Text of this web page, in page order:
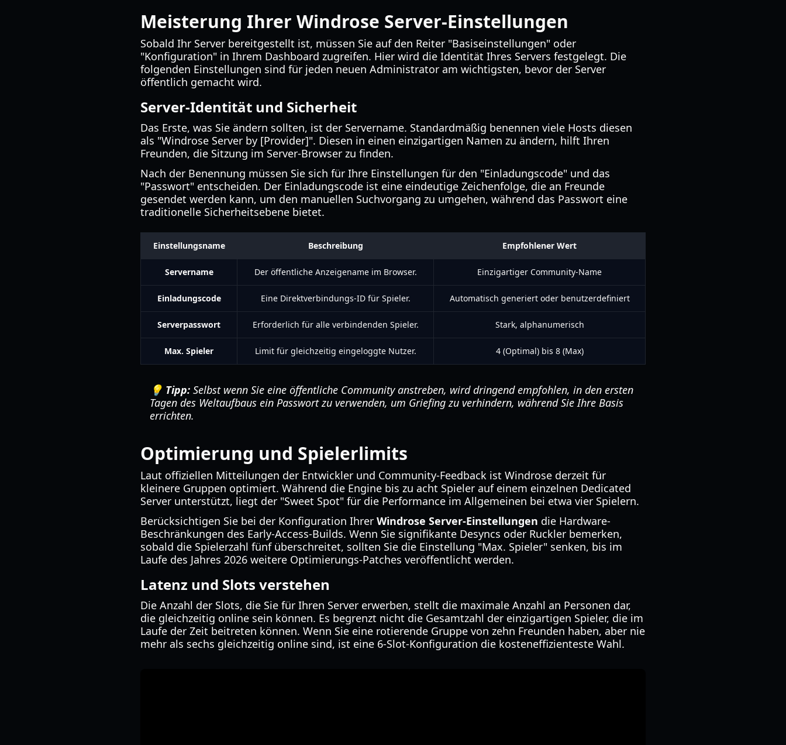
Meisterung Ihrer Windrose Server-Einstellungen
Sobald Ihr Server bereitgestellt ist, müssen Sie auf den Reiter "Basiseinstellungen" oder
"Konfiguration" in Ihrem Dashboard zugreifen. Hier wird die Identität Ihres Servers festgelegt. Die
folgenden Einstellungen sind für jeden neuen Administrator am wichtigsten, bevor der Server
öffentlich gemacht wird.
Server-Identität und Sicherheit
Das Erste, was Sie ändern sollten, ist der Servername. Standardmäßig benennen viele Hosts diesen
als "Windrose Server by [Provider]". Diesen in einen einzigartigen Namen zu ändern, hilft Ihren
Freunden, die Sitzung im Server-Browser zu finden.
Nach der Benennung müssen Sie sich für Ihre Einstellungen für den "Einladungscode" und das
"Passwort" entscheiden. Der Einladungscode ist eine eindeutige Zeichenfolge, die an Freunde
gesendet werden kann, um den manuellen Suchvorgang zu umgehen, während das Passwort eine
traditionelle Sicherheitsebene bietet.
Einstellungsname Beschreibung Empfohlener Wert
Servername Der öffentliche Anzeigename im Browser. Einzigartiger Community-Name
Einladungscode Eine Direktverbindungs-ID für Spieler. Automatisch generiert oder benutzerdefiniert
Serverpasswort Erforderlich für alle verbindenden Spieler. Stark, alphanumerisch
Max. Spieler Limit für gleichzeitig eingeloggte Nutzer. 4 (Optimal) bis 8 (Max)
💡 Tipp: Selbst wenn Sie eine öffentliche Community anstreben, wird dringend empfohlen, in den ersten
Tagen des Weltaufbaus ein Passwort zu verwenden, um Griefing zu verhindern, während Sie Ihre Basis
errichten.
Optimierung und Spielerlimits
Laut offiziellen Mitteilungen der Entwickler und Community-Feedback ist Windrose derzeit für
kleinere Gruppen optimiert. Während die Engine bis zu acht Spieler auf einem einzelnen Dedicated
Server unterstützt, liegt der "Sweet Spot" für die Performance im Allgemeinen bei etwa vier Spielern.
Berücksichtigen Sie bei der Konfiguration Ihrer Windrose Server-Einstellungen die Hardware-
Beschränkungen des Early-Access-Builds. Wenn Sie signifikante Desyncs oder Ruckler bemerken,
sobald die Spielerzahl fünf überschreitet, sollten Sie die Einstellung "Max. Spieler" senken, bis im
Laufe des Jahres 2026 weitere Optimierungs-Patches veröffentlicht werden.
Latenz und Slots verstehen
Die Anzahl der Slots, die Sie für Ihren Server erwerben, stellt die maximale Anzahl an Personen dar,
die gleichzeitig online sein können. Es begrenzt nicht die Gesamtzahl der einzigartigen Spieler, die im
Laufe der Zeit beitreten können. Wenn Sie eine rotierende Gruppe von zehn Freunden haben, aber nie
mehr als sechs gleichzeitig online sind, ist eine 6-Slot-Konfiguration die kosteneffizienteste Wahl.